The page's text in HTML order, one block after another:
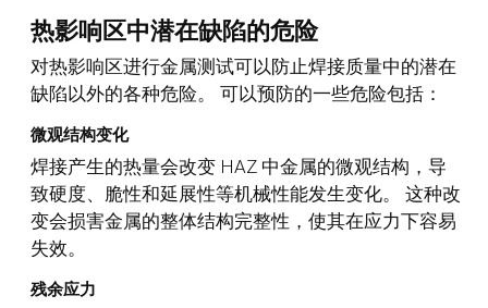
热影响区中潜在缺陷的危险
对热影响区进行金属测试可以防止焊接质量中的潜在
缺陷以外的各种危险。 可以预防的一些危险包括：
微观结构变化
焊接产生的热量会改变 HAZ 中金属的微观结构，导
致硬度、脆性和延展性等机械性能发生变化。 这种改
变会损害金属的整体结构完整性，使其在应力下容易
失效。
残余应力